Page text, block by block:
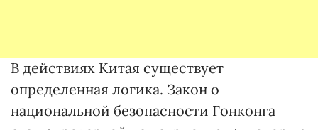
В действиях Китая существует
определенная логика. Закон о
национальной безопасности Гонконга